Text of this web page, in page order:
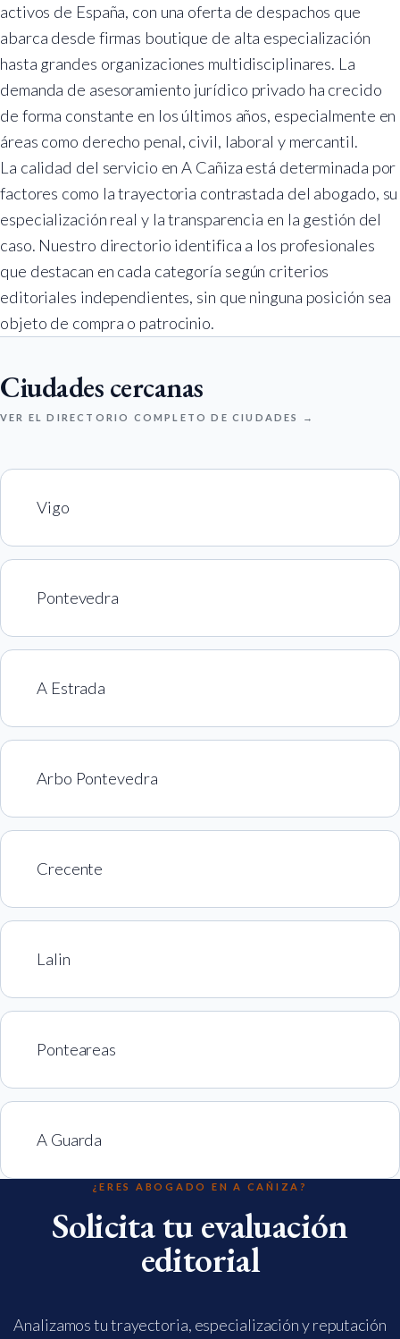
activos de España, con una oferta de despachos que
abarca desde firmas boutique de alta especialización
hasta grandes organizaciones multidisciplinares. La
demanda de asesoramiento jurídico privado ha crecido
de forma constante en los últimos años, especialmente en
áreas como derecho penal, civil, laboral y mercantil.
La calidad del servicio en A Cañiza está determinada por
factores como la trayectoria contrastada del abogado, su
especialización real y la transparencia en la gestión del
caso. Nuestro directorio identifica a los profesionales
que destacan en cada categoría según criterios
editoriales independientes, sin que ninguna posición sea
objeto de compra o patrocinio.
Ciudades cercanas
VER EL DIRECTORIO COMPLETO DE CIUDADES →
Vigo
Pontevedra
A Estrada
Arbo Pontevedra
Crecente
Lalin
Ponteareas
A Guarda
¿ERES ABOGADO EN A CAÑIZA?
Solicita tu evaluación
editorial
Analizamos tu trayectoria, especialización y reputación